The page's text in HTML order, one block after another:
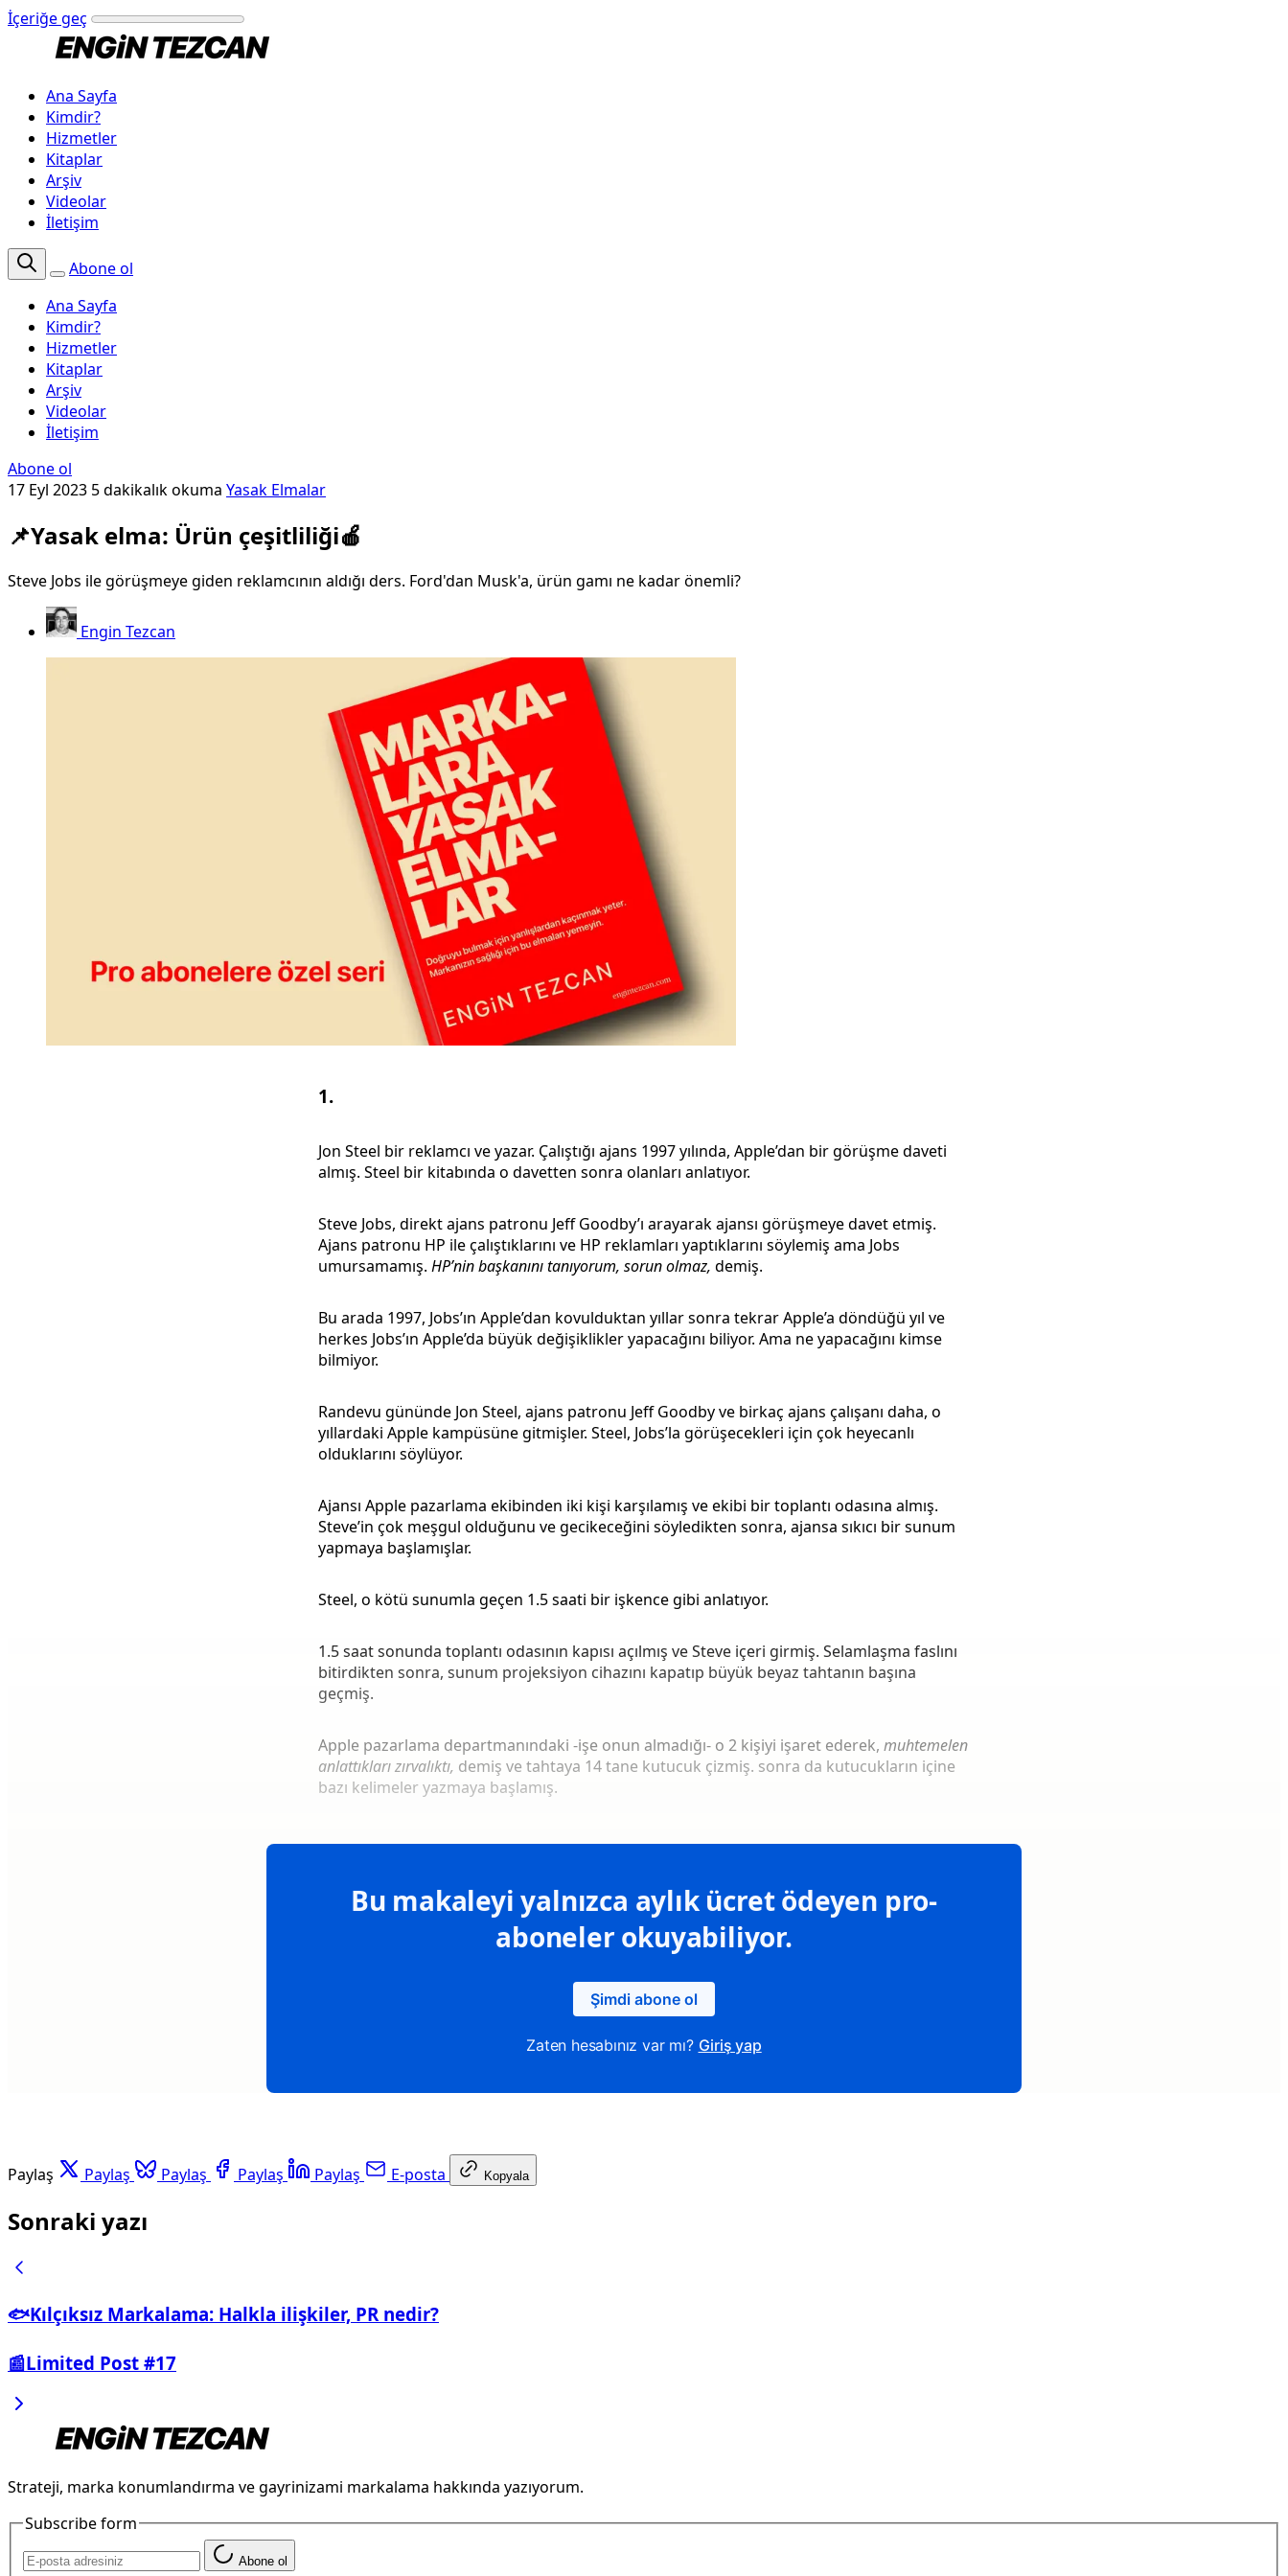
İçeriğe geç
Ana Sayfa
Kimdir?
Hizmetler
Kitaplar
Arşiv
Videolar
İletişim
Abone ol
Ana Sayfa
Kimdir?
Hizmetler
Kitaplar
Arşiv
Videolar
İletişim
Abone ol
17 Eyl 2023 5 dakikalık okuma Yasak Elmalar
📌Yasak elma: Ürün çeşitliliği🍎
Steve Jobs ile görüşmeye giden reklamcının aldığı ders. Ford'dan Musk'a, ürün gamı ne kadar önemli?
Engin Tezcan
1.
Jon Steel bir reklamcı ve yazar. Çalıştığı ajans 1997 yılında, Apple’dan bir görüşme daveti
almış. Steel bir kitabında o davetten sonra olanları anlatıyor.
Steve Jobs, direkt ajans patronu Jeff Goodby’ı arayarak ajansı görüşmeye davet etmiş.
Ajans patronu HP ile çalıştıklarını ve HP reklamları yaptıklarını söylemiş ama Jobs
umursamamış. HP’nin başkanını tanıyorum, sorun olmaz, demiş.
Bu arada 1997, Jobs’ın Apple’dan kovulduktan yıllar sonra tekrar Apple’a döndüğü yıl ve
herkes Jobs’ın Apple’da büyük değişiklikler yapacağını biliyor. Ama ne yapacağını kimse
bilmiyor.
Randevu gününde Jon Steel, ajans patronu Jeff Goodby ve birkaç ajans çalışanı daha, o
yıllardaki Apple kampüsüne gitmişler. Steel, Jobs’la görüşecekleri için çok heyecanlı
olduklarını söylüyor.
Ajansı Apple pazarlama ekibinden iki kişi karşılamış ve ekibi bir toplantı odasına almış.
Steve’in çok meşgul olduğunu ve gecikeceğini söyledikten sonra, ajansa sıkıcı bir sunum
yapmaya başlamışlar.
Steel, o kötü sunumla geçen 1.5 saati bir işkence gibi anlatıyor.
1.5 saat sonunda toplantı odasının kapısı açılmış ve Steve içeri girmiş. Selamlaşma faslını
bitirdikten sonra, sunum projeksiyon cihazını kapatıp büyük beyaz tahtanın başına
geçmiş.
Apple pazarlama departmanındaki -işe onun almadığı- o 2 kişiyi işaret ederek, muhtemelen
anlattıkları zırvalıktı, demiş ve tahtaya 14 tane kutucuk çizmiş. sonra da kutucukların içine
bazı kelimeler yazmaya başlamış.
Bu makaleyi yalnızca aylık ücret ödeyen pro-
aboneler okuyabiliyor.
Şimdi abone ol
Zaten hesabınız var mı? Giriş yap
Paylaş Paylaş Paylaş Paylaş Paylaş E-posta Kopyala
Sonraki yazı
🐟Kılçıksız Markalama: Halkla ilişkiler, PR nedir?
📰Limited Post #17
Strateji, marka konumlandırma ve gayrinizami markalama hakkında yazıyorum.
Subscribe form
Abone ol